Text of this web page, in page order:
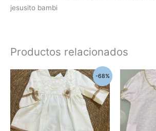
jesusito bambi
Productos relacionados
-68%
El
precio
original
era:
61,90€.
El
precio
actual
es:
20,00€.
Este
producto
tiene
múltiples
variantes.
El